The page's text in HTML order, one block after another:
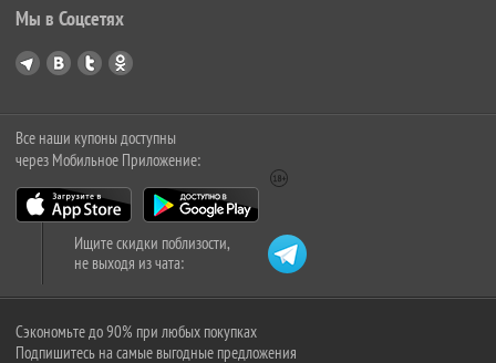
Мы в Соцсетях
Все наши купоны доступны
через Мобильное Приложение:
Ищите скидки поблизости,
не выходя из чата:
Сэкономьте до 90% при любых покупках
Подпишитесь на самые выгодные предложения